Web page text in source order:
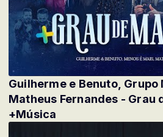
Guilherme e Benuto, Grupo
Matheus Fernandes - Grau
+Música